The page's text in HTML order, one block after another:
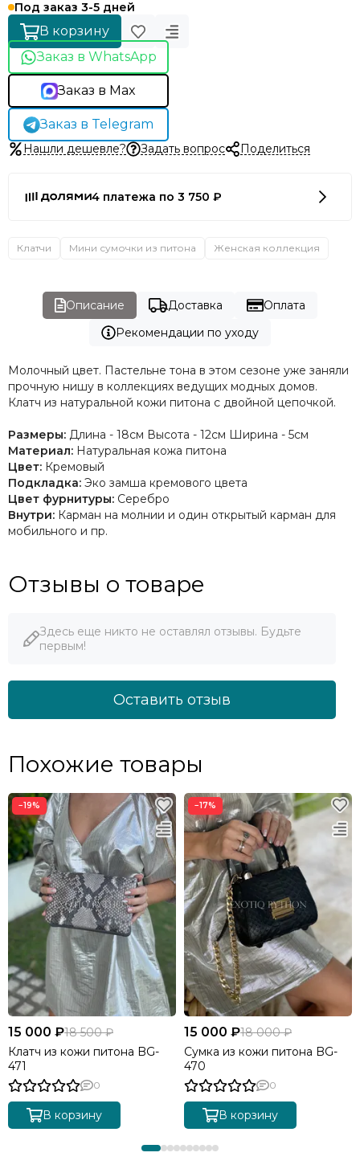
Под заказ 3-5 дней
В корзину
Заказ в WhatsApp
Заказ в Max
Заказ в Telegram
Нашли дешевле? Задать вопрос Поделиться
4 платежа по 3 750 ₽
Клатчи Мини сумочки из питона Женская коллекция
Описание Доставка
Оплата
Рекомендации по уходу
Молочный цвет. Пастельне тона в этом сезоне уже заняли
прочную нишу в коллекциях ведущих модных домов.
Клатч из натуральной кожи питона с двойной цепочкой.
Размеры: Длина - 18см Высота - 12см Ширина - 5см
Материал: Натуральная кожа питона
Цвет: Кремовый
Подкладка: Эко замша кремового цвета
Цвет фурнитуры: Серебро
Внутри: Карман на молнии и один открытый карман для
мобильного и пр.
Отзывы о товаре
Здесь еще никто не оставлял отзывы. Будьте
первым!
Оставить отзыв
Похожие товары
−19%
15 000 ₽18 500 ₽
Клатч из кожи питона BG-
471
0
В корзину
−17%
15 000 ₽18 000 ₽
Сумка из кожи питона BG-
470
0
В корзину